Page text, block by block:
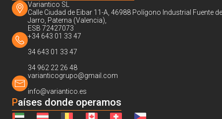
Variantico SL
Calle Ciudad de Eibar 11-A, 46988 Polígono Industrial Fuente
Jarro, Paterna (Valencia),
ESB 72427073
+34 643 01 33 47
34 643 01 33 47
34 962 22 26 48
varianticogrupo@gmail.com
info@variantico.es
Países donde operamos